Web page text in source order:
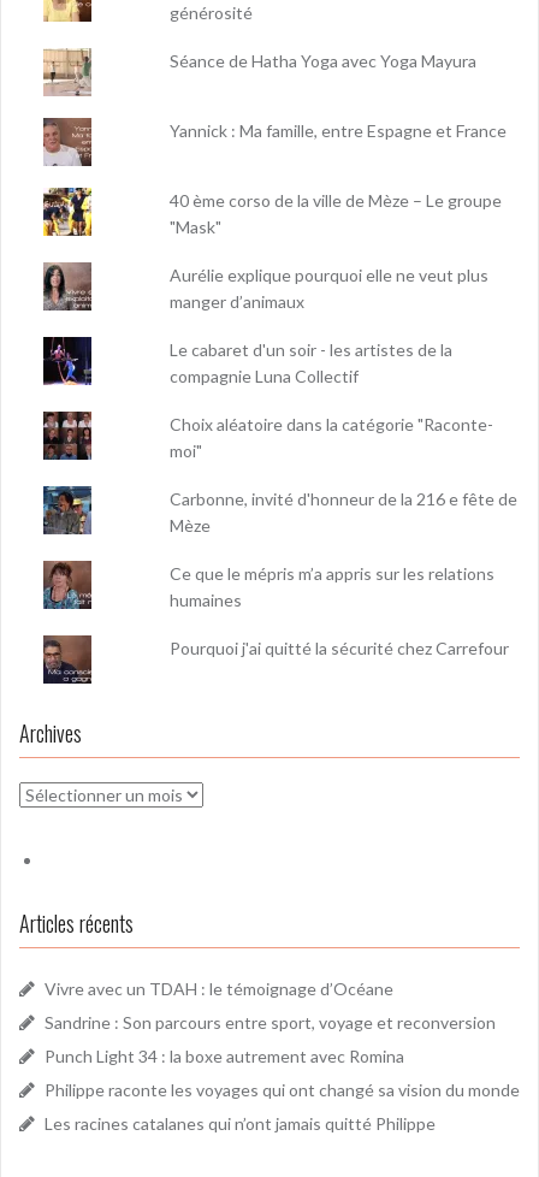
générosité
Séance de Hatha Yoga avec Yoga Mayura
Yannick : Ma famille, entre Espagne et France
40 ème corso de la ville de Mèze – Le groupe
"Mask"
Aurélie explique pourquoi elle ne veut plus
manger d’animaux
Le cabaret d'un soir - les artistes de la
compagnie Luna Collectif
Choix aléatoire dans la catégorie "Raconte-
moi"
Carbonne, invité d'honneur de la 216 e fête de
Mèze
Ce que le mépris m’a appris sur les relations
humaines
Pourquoi j'ai quitté la sécurité chez Carrefour
Archives
Archives
Articles récents
Vivre avec un TDAH : le témoignage d’Océane
Sandrine : Son parcours entre sport, voyage et reconversion
Punch Light 34 : la boxe autrement avec Romina
Philippe raconte les voyages qui ont changé sa vision du monde
Les racines catalanes qui n’ont jamais quitté Philippe